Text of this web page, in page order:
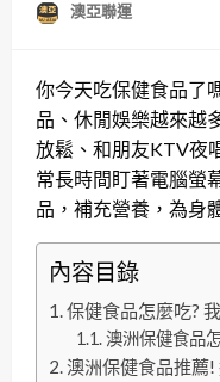
澳亞聯運
你今天吃保健食品了
品、休閒娛樂越來越
放鬆、和朋友KTV夜
常長時間盯著電腦螢
品，補充營養，為身
內容目錄
保健食品怎麼吃?
澳洲保健食品
澳洲保健食品推薦!